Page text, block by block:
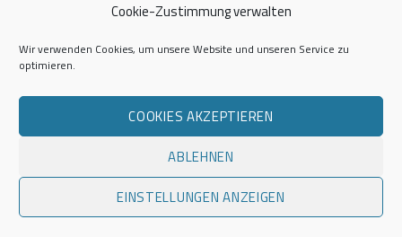
Cookie-Zustimmung verwalten
Wir verwenden Cookies, um unsere Website und unseren Service zu
optimieren.
COOKIES AKZEPTIEREN
ABLEHNEN
EINSTELLUNGEN ANZEIGEN
Career Week 2026
Die Career Center im Überblick
Kontakt zur AG Career Service
Impressum